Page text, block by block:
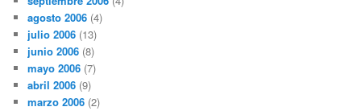
agosto 2006 (4)
julio 2006 (13)
junio 2006 (8)
mayo 2006 (7)
abril 2006 (9)
marzo 2006 (2)